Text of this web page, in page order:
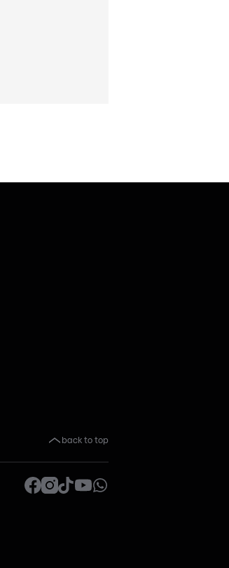
back to top